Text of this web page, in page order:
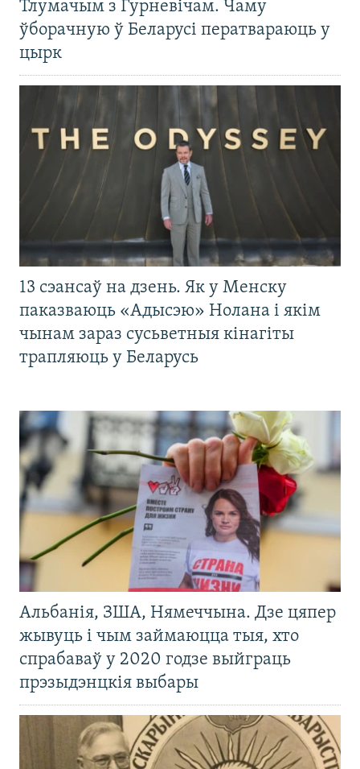
Тлумачым з Гурневічам. Чаму
ўборачную ў Беларусі ператвараюць у
цырк
13 сэансаў на дзень. Як у Менску
паказваюць «Адысэю» Нолана і якім
чынам зараз сусьветныя кінагіты
трапляюць у Беларусь
Альбанія, ЗША, Нямеччына. Дзе цяпер
жывуць і чым займаюцца тыя, хто
спрабаваў у 2020 годзе выйграць
прэзыдэнцкія выбары